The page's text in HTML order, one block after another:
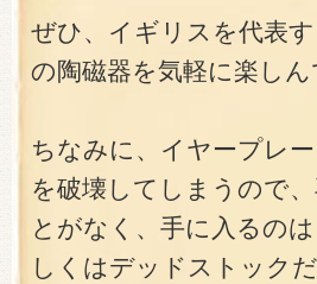
ぜひ、イギリスを代表
の陶磁器を気軽に楽しん
ちなみに、イヤープレ
を破壊してしまうので
とがなく、手に入るの
しくはデッドストック